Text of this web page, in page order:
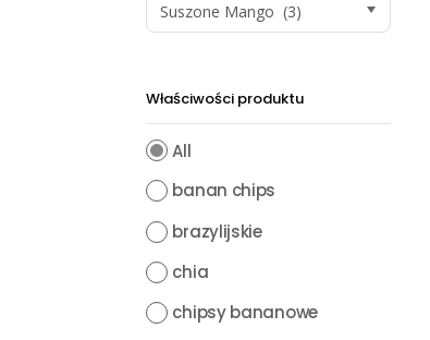
Suszone Mango (3)
Właściwości produktu
All
banan chips
brazylijskie
chia
chipsy bananowe